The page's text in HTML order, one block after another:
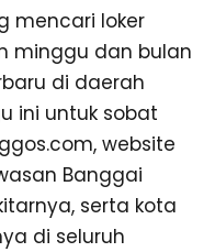
mencari loker
minggu dan bulan
di daerah
ini untuk sobat
website
Banggai
serta kota
di seluruh